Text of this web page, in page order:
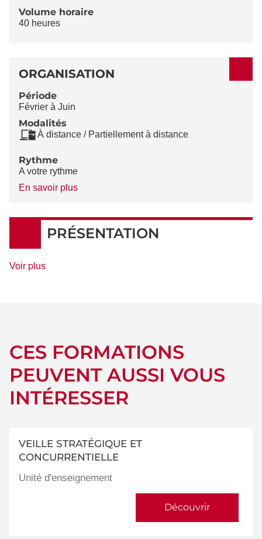
Volume horaire
40 heures
ORGANISATION
Période
Février à Juin
Modalités
À distance / Partiellement à distance
Rythme
A votre rythme
En savoir plusà
Rythme
PRÉSENTATION
Voir plusde
CES FORMATIONS
PEUVENT AUSSI VOUS
INTÉRESSER
VEILLE STRATÉGIQUE ET
CONCURRENTIELLE
Unité d'enseignement
Découvrir